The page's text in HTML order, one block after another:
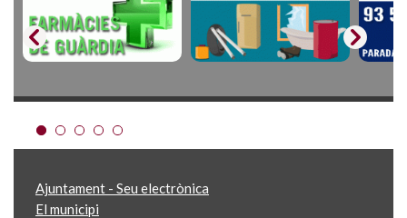
Ajuntament - Seu electrònica
El municipi